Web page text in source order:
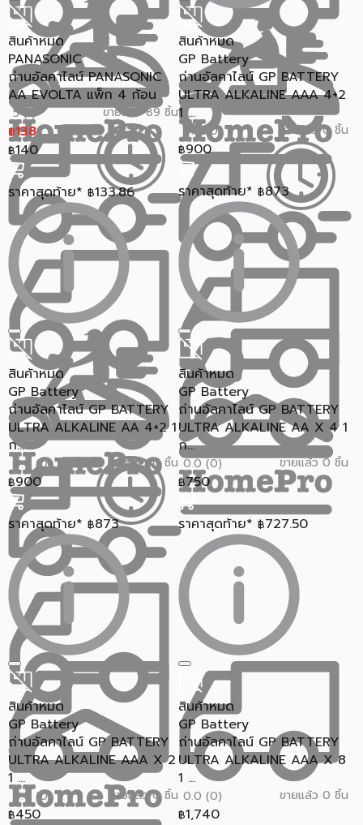
สินค้าหมด
PANASONIC
ถ่านอัลคาไลน์ PANASONIC
AA EVOLTA แพ็ก 4 ก้อน
5 (1) ขายแล้ว 89 ชิ้น
฿138
฿140
ราคาสุดท้าย* ฿133.86
สินค้าหมด
GP Battery
ถ่านอัลคาไลน์ GP BATTERY
ULTRA ALKALINE AAA 4+2
1 ...
0.0 (0) ขายแล้ว 0 ชิ้น
฿900
ราคาสุดท้าย* ฿873
สินค้าหมด
GP Battery
ถ่านอัลคาไลน์ GP BATTERY
ULTRA ALKALINE AA 4+2 1
ก...
0.0 (0) ขายแล้ว 0 ชิ้น
฿900
ราคาสุดท้าย* ฿873
สินค้าหมด
GP Battery
ถ่านอัลคาไลน์ GP BATTERY
ULTRA ALKALINE AA X 4 1
ก...
0.0 (0) ขายแล้ว 0 ชิ้น
฿750
ราคาสุดท้าย* ฿727.50
สินค้าหมด
GP Battery
ถ่านอัลคาไลน์ GP BATTERY
ULTRA ALKALINE AAA X 2
1 ...
0.0 (0) ขายแล้ว 0 ชิ้น
฿450
สินค้าหมด
GP Battery
ถ่านอัลคาไลน์ GP BATTERY
ULTRA ALKALINE AAA X 8
1 ...
0.0 (0) ขายแล้ว 0 ชิ้น
฿1,740